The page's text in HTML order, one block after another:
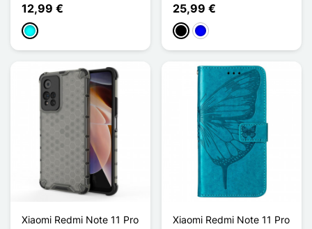
12,99 €
Cyan
25,99 €
Schwarz
Blau
Xiaomi Redmi Note 11 Pro
Xiaomi Redmi Note 11 Pro